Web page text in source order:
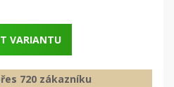
VARIANTU
720 zákazníku